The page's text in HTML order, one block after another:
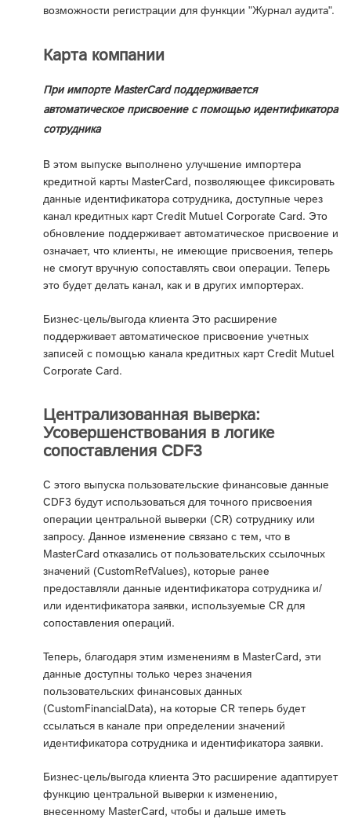
возможности регистрации для функции "Журнал аудита".
Карта компании
При импорте MasterCard поддерживается
автоматическое присвоение с помощью идентификатора
сотрудника
В этом выпуске выполнено улучшение импортера
кредитной карты MasterCard, позволяющее фиксировать
данные идентификатора сотрудника, доступные через
канал кредитных карт Credit Mutuel Corporate Card. Это
обновление поддерживает автоматическое присвоение и
означает, что клиенты, не имеющие присвоения, теперь
не смогут вручную сопоставлять свои операции. Теперь
это будет делать канал, как и в других импортерах.
Бизнес-цель/выгода клиента Это расширение
поддерживает автоматическое присвоение учетных
записей с помощью канала кредитных карт Credit Mutuel
Corporate Card.
Централизованная выверка:
Усовершенствования в логике
сопоставления CDF3
С этого выпуска пользовательские финансовые данные
CDF3 будут использоваться для точного присвоения
операции центральной выверки (CR) сотруднику или
запросу. Данное изменение связано с тем, что в
MasterCard отказались от пользовательских ссылочных
значений (CustomRefValues), которые ранее
предоставляли данные идентификатора сотрудника и/
или идентификатора заявки, используемые CR для
сопоставления операций.
Теперь, благодаря этим изменениям в MasterCard, эти
данные доступны только через значения
пользовательских финансовых данных
(CustomFinancialData), на которые CR теперь будет
ссылаться в канале при определении значений
идентификатора сотрудника и идентификатора заявки.
Бизнес-цель/выгода клиента Это расширение адаптирует
функцию центральной выверки к изменению,
внесенному MasterCard, чтобы и дальше иметь